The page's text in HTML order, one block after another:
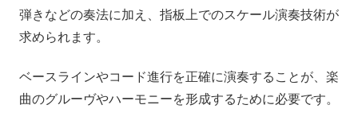
弾きなどの奏法に加え、指板上でのスケール演奏技術が
求められます。
ベースラインやコード進行を正確に演奏することが、楽
曲のグルーヴやハーモニーを形成するために必要です。